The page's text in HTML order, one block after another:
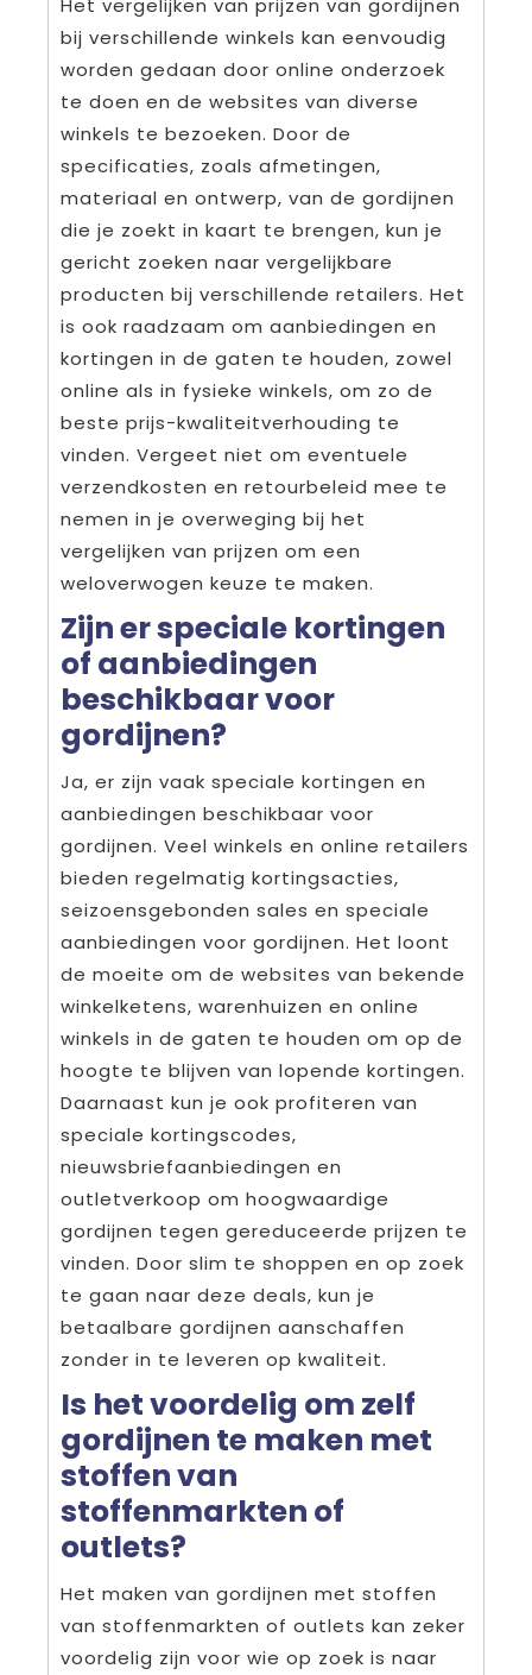
Het vergelijken van prijzen van gordijnen
bij verschillende winkels kan eenvoudig
worden gedaan door online onderzoek
te doen en de websites van diverse
winkels te bezoeken. Door de
specificaties, zoals afmetingen,
materiaal en ontwerp, van de gordijnen
die je zoekt in kaart te brengen, kun je
gericht zoeken naar vergelijkbare
producten bij verschillende retailers. Het
is ook raadzaam om aanbiedingen en
kortingen in de gaten te houden, zowel
online als in fysieke winkels, om zo de
beste prijs-kwaliteitverhouding te
vinden. Vergeet niet om eventuele
verzendkosten en retourbeleid mee te
nemen in je overweging bij het
vergelijken van prijzen om een
weloverwogen keuze te maken.
Zijn er speciale kortingen
of aanbiedingen
beschikbaar voor
gordijnen?
Ja, er zijn vaak speciale kortingen en
aanbiedingen beschikbaar voor
gordijnen. Veel winkels en online retailers
bieden regelmatig kortingsacties,
seizoensgebonden sales en speciale
aanbiedingen voor gordijnen. Het loont
de moeite om de websites van bekende
winkelketens, warenhuizen en online
winkels in de gaten te houden om op de
hoogte te blijven van lopende kortingen.
Daarnaast kun je ook profiteren van
speciale kortingscodes,
nieuwsbriefaanbiedingen en
outletverkoop om hoogwaardige
gordijnen tegen gereduceerde prijzen te
vinden. Door slim te shoppen en op zoek
te gaan naar deze deals, kun je
betaalbare gordijnen aanschaffen
zonder in te leveren op kwaliteit.
Is het voordelig om zelf
gordijnen te maken met
stoffen van
stoffenmarkten of
outlets?
Het maken van gordijnen met stoffen
van stoffenmarkten of outlets kan zeker
voordelig zijn voor wie op zoek is naar